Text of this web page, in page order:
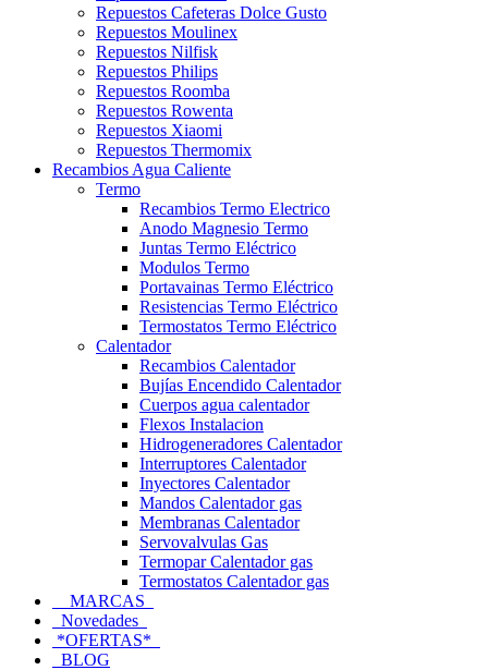
Repuestos Cafeteras Dolce Gusto
Repuestos Moulinex
Repuestos Nilfisk
Repuestos Philips
Repuestos Roomba
Repuestos Rowenta
Repuestos Xiaomi
Repuestos Thermomix
Recambios Agua Caliente
Termo
Recambios Termo Electrico
Anodo Magnesio Termo
Juntas Termo Eléctrico
Modulos Termo
Portavainas Termo Eléctrico
Resistencias Termo Eléctrico
Termostatos Termo Eléctrico
Calentador
Recambios Calentador
Bujías Encendido Calentador
Cuerpos agua calentador
Flexos Instalacion
Hidrogeneradores Calentador
Interruptores Calentador
Inyectores Calentador
Mandos Calentador gas
Membranas Calentador
Servovalvulas Gas
Termopar Calentador gas
Termostatos Calentador gas
MARCAS
Novedades
*OFERTAS*
BLOG